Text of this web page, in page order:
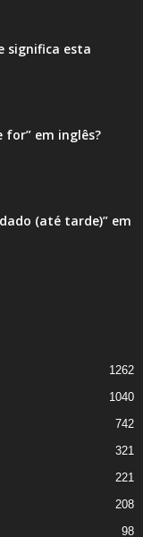
significa esta
for” em inglês?
(até tarde)” em
1262
1040
742
321
221
208
98